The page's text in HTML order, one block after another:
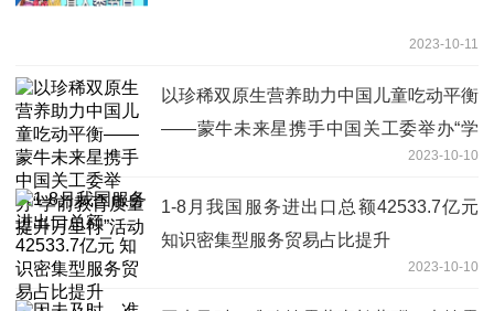
2023-10-11
以珍稀双原生营养助力中国儿童吃动平衡
——蒙牛未来星携手中国关工委举办“学
2023-10-10
1-8月我国服务进出口总额42533.7亿元
知识密集型服务贸易占比提升
2023-10-10